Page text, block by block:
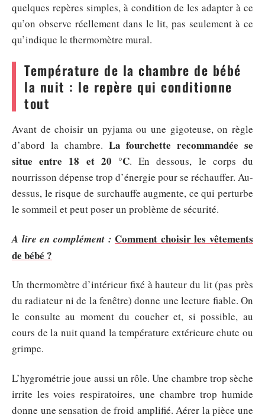
quelques repères simples, à condition de les adapter à ce
qu’on observe réellement dans le lit, pas seulement à ce
qu’indique le thermomètre mural.
Température de la chambre de bébé
la nuit : le repère qui conditionne
tout
Avant de choisir un pyjama ou une gigoteuse, on règle
d’abord la chambre. La fourchette recommandée se
situe entre 18 et 20 °C. En dessous, le corps du
nourrisson dépense trop d’énergie pour se réchauffer. Au-
dessus, le risque de surchauffe augmente, ce qui perturbe
le sommeil et peut poser un problème de sécurité.
A lire en complément : Comment choisir les vêtements
de bébé ?
Un thermomètre d’intérieur fixé à hauteur du lit (pas près
du radiateur ni de la fenêtre) donne une lecture fiable. On
le consulte au moment du coucher et, si possible, au
cours de la nuit quand la température extérieure chute ou
grimpe.
L’hygrométrie joue aussi un rôle. Une chambre trop sèche
irrite les voies respiratoires, une chambre trop humide
donne une sensation de froid amplifié. Aérer la pièce une